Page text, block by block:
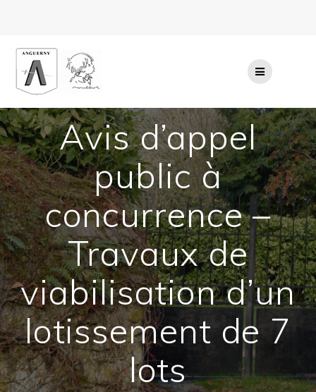
Avis d’appel
public à
concurrence –
Travaux de
viabilisation d’un
lotissement de 7
lots